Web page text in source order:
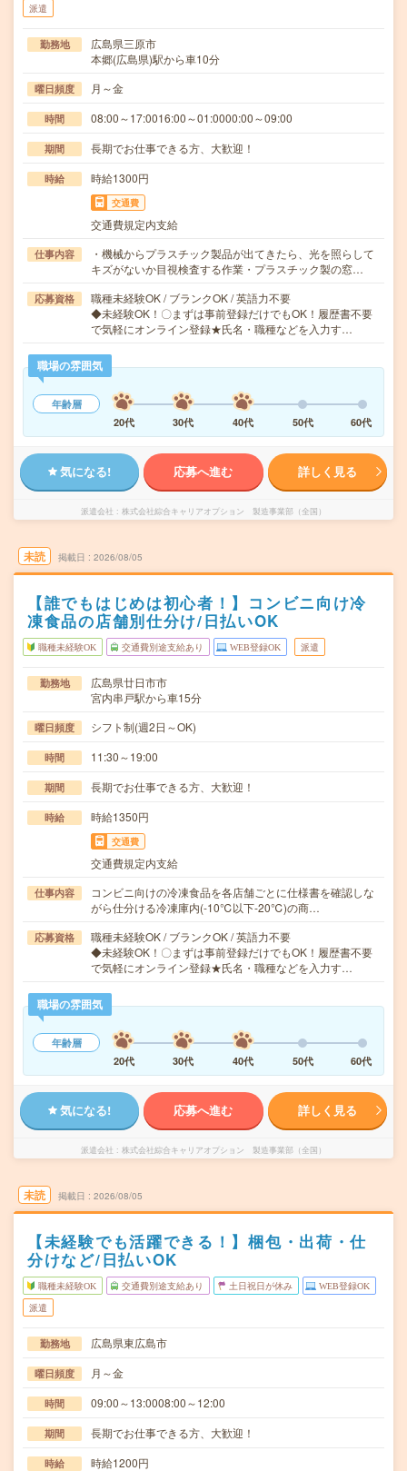
派遣
勤務地
広島県三原市
本郷(広島県)駅から車10分
曜日頻度 月～金
時間 08:00～17:0016:00～01:0000:00～09:00
期間 長期でお仕事できる方、大歓迎！
時給 時給1300円
交通費
交通費規定内支給
仕事内容
・機械からプラスチック製品が出てきたら、光を照らして
キズがないか目視検査する作業・プラスチック製の窓…
応募資格
職種未経験OK / ブランクOK / 英語力不要
◆未経験OK！〇まずは事前登録だけでもOK！履歴書不要
で気軽にオンライン登録★氏名・職種などを入力す…
職場の雰囲気
年齢層
20代
30代 40代 50代 60代
気になる! 応募へ進む 詳しく見る
派遣会社 株式会社綜合キャリアオプション 製造事業部（全国）
未読 掲載日 2026/08/05
【誰でもはじめは初心者！】コンビニ向け冷
凍食品の店舗別仕分け/日払いOK
職種未経験OK 交通費別途支給あり WEB登録OK 派遣
勤務地
広島県廿日市市
宮内串戸駅から車15分
曜日頻度 シフト制(週2日～OK)
時間 11:30～19:00
期間 長期でお仕事できる方、大歓迎！
時給 時給1350円
交通費
交通費規定内支給
仕事内容
コンビニ向けの冷凍食品を各店舗ごとに仕様書を確認しな
がら仕分ける冷凍庫内(-10℃以下-20℃)の商…
応募資格
職種未経験OK / ブランクOK / 英語力不要
◆未経験OK！〇まずは事前登録だけでもOK！履歴書不要
で気軽にオンライン登録★氏名・職種などを入力す…
職場の雰囲気
年齢層
20代
30代 40代 50代 60代
気になる! 応募へ進む 詳しく見る
派遣会社 株式会社綜合キャリアオプション 製造事業部（全国）
未読 掲載日 2026/08/05
【未経験でも活躍できる！】梱包・出荷・仕
分けなど/日払いOK
職種未経験OK 交通費別途支給あり 土日祝日が休み WEB登録OK
派遣
勤務地 広島県東広島市
曜日頻度 月～金
時間 09:00～13:0008:00～12:00
期間 長期でお仕事できる方、大歓迎！
時給 時給1200円